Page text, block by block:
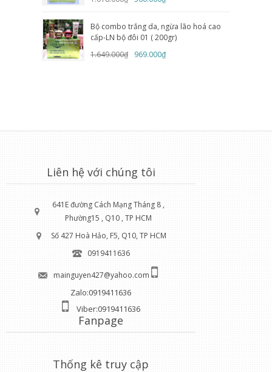
Bộ combo trắng da, ngừa lão hoá cao
cấp-LN bộ đôi 01 ( 200gr)
1.649.000₫
969.000₫
Liên hệ với chúng tôi
641E đường Cách Mạng Tháng 8 ,
Phường15 , Q10 , TP HCM
Số 427 Hoà Hảo, F5, Q10, TP HCM
0919411636
mainguyen427@yahoo.com
Zalo:0919411636
Viber:0919411636
Fanpage
Thống kê truy cập